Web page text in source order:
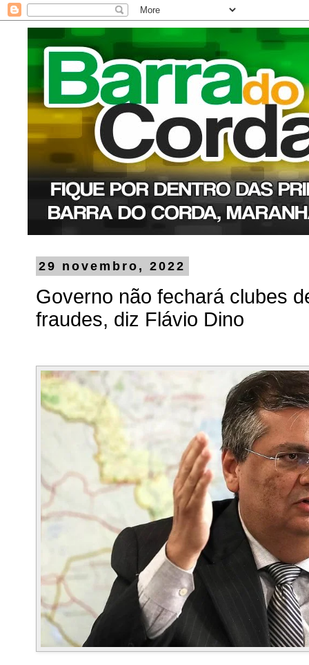
29 novembro, 2022
Governo não fechará clubes
fraudes, diz Flávio Dino